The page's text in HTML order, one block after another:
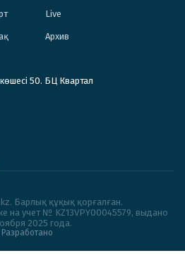
Live
Архив
50. БЦ Квартал
Барлық құқық қорғалған.
на учет № KZ13VPY00045579, выдано
2025 года.
Разработано